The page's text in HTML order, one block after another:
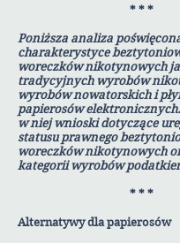
* * *
Poniższa analiza
charakterystyce
woreczków nikotynowych
tradycyjnych wyrobów
wyrobów nowatorskich i
papierosów
w niej wnioski dotyczące
statusu prawnego
woreczków nikotynowych
kategorii wyrobów
* * *
Alternatywy dla papierosów